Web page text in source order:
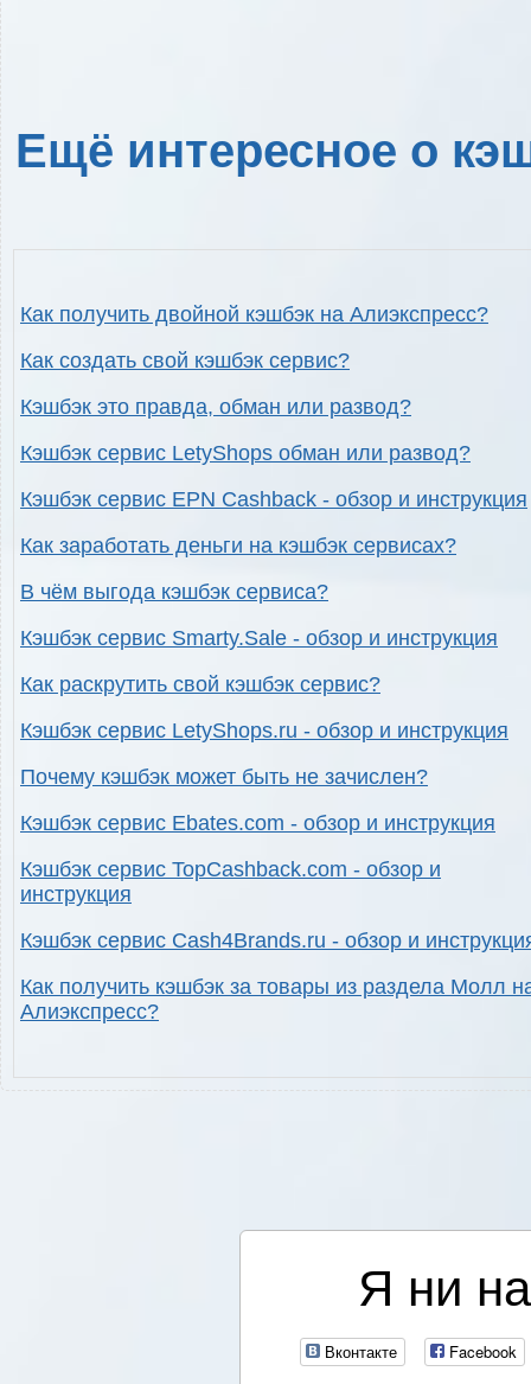
Ещё интересное о
Как получить двойной кэшбэк на Алиэкспресс?
Как создать свой кэшбэк сервис?
Кэшбэк это правда, обман или развод?
Кэшбэк сервис LetyShops обман или развод?
Кэшбэк сервис EPN Cashback - обзор и инструкция
Как заработать деньги на кэшбэк сервисах?
В чём выгода кэшбэк сервиса?
Кэшбэк сервис Smarty.Sale - обзор и инструкция
Как раскрутить свой кэшбэк сервис?
Кэшбэк сервис LetyShops.ru - обзор и инструкция
Почему кэшбэк может быть не зачислен?
Кэшбэк сервис Ebates.com - обзор и инструкция
Кэшбэк сервис TopCashback.com - обзор и
инструкция
Кэшбэк сервис Cash4Brands.ru - обзор и
Как получить кэшбэк за товары из раздела Молл
Алиэкспресс?
Я ни
Вконтакте Facebook